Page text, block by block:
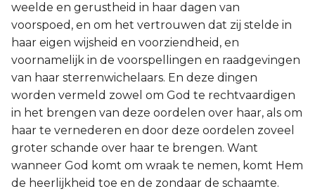
weelde en gerustheid in haar dagen van
voorspoed, en om het vertrouwen dat zij stelde in
haar eigen wijsheid en voorziendheid, en
voornamelijk in de voorspellingen en raadgevingen
van haar sterrenwichelaars. En deze dingen
worden vermeld zowel om God te rechtvaardigen
in het brengen van deze oordelen over haar, als om
haar te vernederen en door deze oordelen zoveel
groter schande over haar te brengen. Want
wanneer God komt om wraak te nemen, komt Hem
de heerlijkheid toe en de zondaar de schaamte.